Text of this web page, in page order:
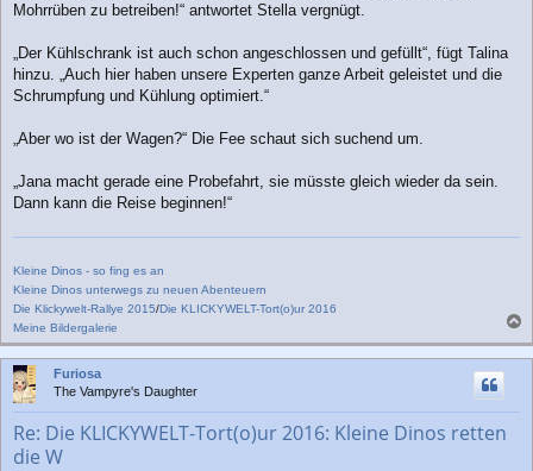
Mohrrüben zu betreiben!“ antwortet Stella vergnügt.
„Der Kühlschrank ist auch schon angeschlossen und gefüllt“, fügt Talina
hinzu. „Auch hier haben unsere Experten ganze Arbeit geleistet und die
Schrumpfung und Kühlung optimiert.“
„Aber wo ist der Wagen?“ Die Fee schaut sich suchend um.
„Jana macht gerade eine Probefahrt, sie müsste gleich wieder da sein.
Dann kann die Reise beginnen!“
Kleine Dinos - so fing es an
Kleine Dinos unterwegs zu neuen Abenteuern
Die Klickywelt-Rallye 2015/Die KLICKYWELT-Tort(o)ur 2016
Meine Bildergalerie
a
c
Furiosa
The Vampyre's Daughter
Re: Die KLICKYWELT-Tort(o)ur 2016: Kleine Dinos retten
die W